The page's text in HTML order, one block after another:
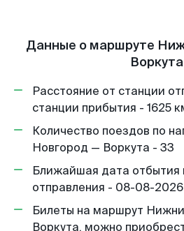
Данные о маршруте
Воркута
Расстояние от станции
станции прибытия - 1625
Количество поездов по
Новгород — Воркута - 33
Ближайшая дата отбытия
отправления - 08-08-2026
Билеты на маршрут
Воркута, можно